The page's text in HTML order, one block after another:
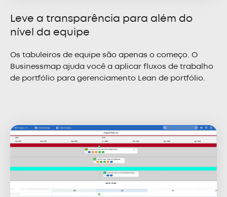
Leve a transparência para além do
nível da equipe
Os tabuleiros de equipe são apenas o começo. O
Businessmap ajuda você a aplicar fluxos de trabalho
de portfólio para gerenciamento Lean de portfólio.